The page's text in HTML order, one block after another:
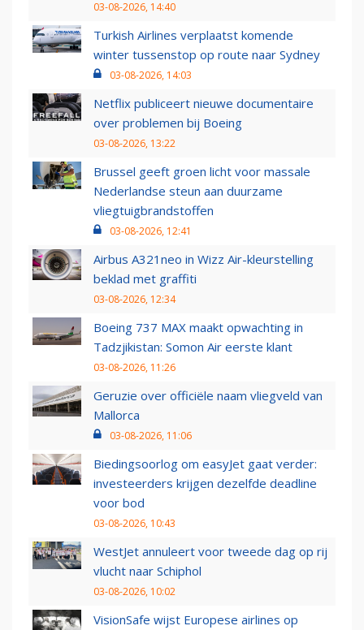
03-08-2026, 14:40
Turkish Airlines verplaatst komende
winter tussenstop op route naar Sydney
03-08-2026, 14:03
Netflix publiceert nieuwe documentaire
over problemen bij Boeing
03-08-2026, 13:22
Brussel geeft groen licht voor massale
Nederlandse steun aan duurzame
vliegtuigbrandstoffen
03-08-2026, 12:41
Airbus A321neo in Wizz Air-kleurstelling
beklad met graffiti
03-08-2026, 12:34
Boeing 737 MAX maakt opwachting in
Tadzjikistan: Somon Air eerste klant
03-08-2026, 11:26
Geruzie over officiële naam vliegveld van
Mallorca
03-08-2026, 11:06
Biedingsoorlog om easyJet gaat verder:
investeerders krijgen dezelfde deadline
voor bod
03-08-2026, 10:43
WestJet annuleert voor tweede dag op rij
vlucht naar Schiphol
03-08-2026, 10:02
VisionSafe wijst Europese airlines op